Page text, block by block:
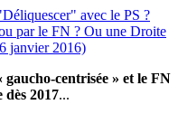
avec le PS ?
par le FN ? Ou une Droite
janvier 2016)
gaucho-centrisée » et le FN
2017...